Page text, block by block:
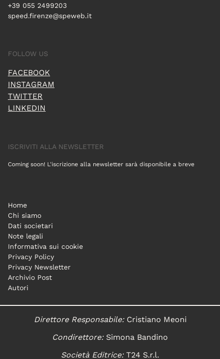
+39 055 2499203
speed.firenze@speweb.it
FOLLOW US
FACEBOOK
INSTAGRAM
TWITTER
LINKEDIN
ISCRIVITI ALLA NEWSLETTER
Coming soon! L'iscrizione alla newsletter sarà disponibile a breve
Home
Chi siamo
Dati societari
Note legali
Informativa sui cookie
Privacy Policy
Privacy Newsletter
Archivio Post
Autori
Direttore Responsabile:Cristiano Meoni
Condirettore:Simona Bandino
Società Editrice:T24 S.r.l.